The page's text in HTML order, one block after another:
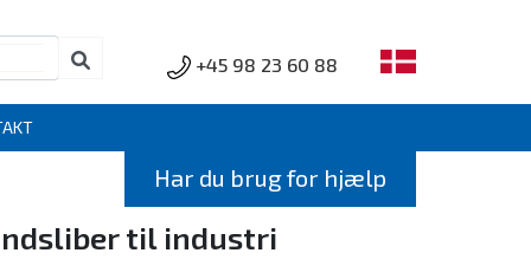
+45 98 23 60 88
Har du brug for hjælp
til industri